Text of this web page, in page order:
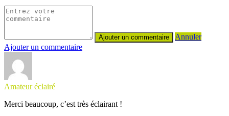
Annuler
Ajouter un commentaire
Amateur éclairé
Merci beaucoup, c’est très éclairant !